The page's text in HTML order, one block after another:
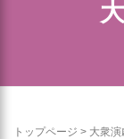
トップページ > 大衆